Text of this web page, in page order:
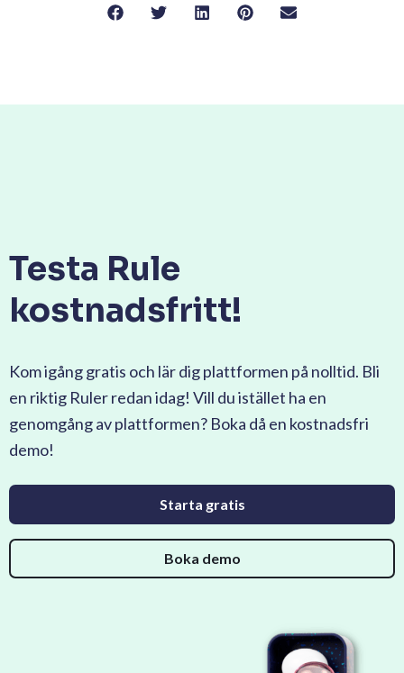
Testa Rule
kostnadsfritt!
Kom igång gratis och lär dig plattformen på nolltid. Bli
en riktig Ruler redan idag! Vill du istället ha en
genomgång av plattformen? Boka då en kostnadsfri
demo!
Starta gratis
Boka demo